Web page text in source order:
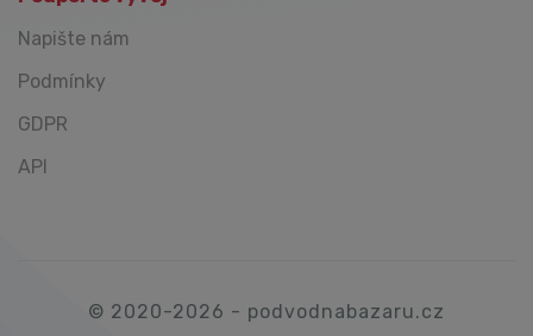
Napište nám
Podmínky
GDPR
API
© 2020-2026 - podvodnabazaru.cz